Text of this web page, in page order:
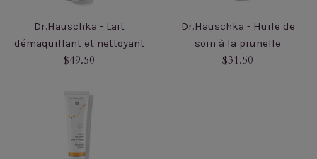
Dr.Hauschka - Lait
démaquillant et nettoyant
Prix
$49.50
Dr.Hauschka - Huile de
soin à la prunelle
Prix
$31.50